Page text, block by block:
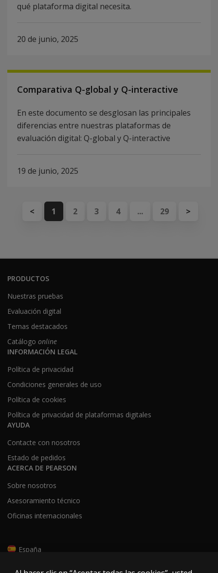
qué plataforma digital necesita.
20 de junio, 2025
Comparativa Q-global y Q-interactive
En este documento se desglosan las principales
diferencias entre nuestras plataformas de
evaluación digital: Q-global y Q-interactive
19 de junio, 2025
< 1 2 3 4 ... 29 >
PRODUCTOS
Nuestras pruebas
Evaluación digital
Temas destacados
Catálogo online
INFORMACIÓN LEGAL
Política de privacidad
Condiciones generales de uso
Política de cookies
Política de privacidad de plataformas digitales
AYUDA
Contacte con nosotros
Estado de pedidos
ACERCA DE PEARSON
Sobre nosotros
Asesoramiento técnico
Oficinas internacionales
España